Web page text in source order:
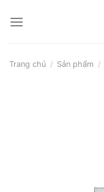
Trang chủ / Sản phẩm /